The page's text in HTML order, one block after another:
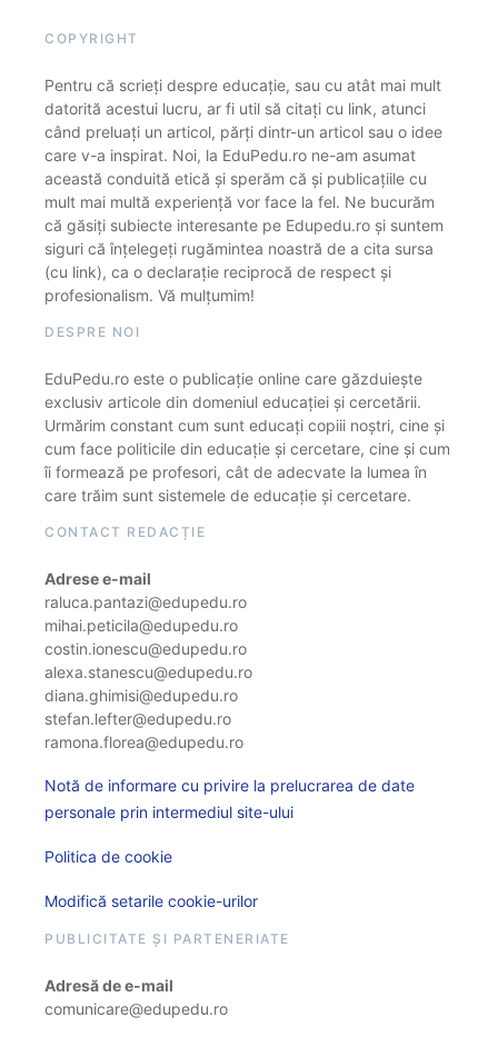
COPYRIGHT
Pentru că scrieți despre educație, sau cu atât mai mult
datorită acestui lucru, ar fi util să citați cu link, atunci
când preluați un articol, părți dintr-un articol sau o idee
care v-a inspirat. Noi, la EduPedu.ro ne-am asumat
această conduită etică și sperăm că și publicațiile cu
mult mai multă experiență vor face la fel. Ne bucurăm
că găsiți subiecte interesante pe Edupedu.ro și suntem
siguri că înțelegeți rugămintea noastră de a cita sursa
(cu link), ca o declarație reciprocă de respect și
profesionalism. Vă mulțumim!
DESPRE NOI
EduPedu.ro este o publicație online care găzduiește
exclusiv articole din domeniul educației și cercetării.
Urmărim constant cum sunt educați copiii noștri, cine și
cum face politicile din educație și cercetare, cine și cum
îi formează pe profesori, cât de adecvate la lumea în
care trăim sunt sistemele de educație și cercetare.
CONTACT REDACȚIE
Adrese e-mail
raluca.pantazi@edupedu.ro
mihai.peticila@edupedu.ro
costin.ionescu@edupedu.ro
alexa.stanescu@edupedu.ro
diana.ghimisi@edupedu.ro
stefan.lefter@edupedu.ro
ramona.florea@edupedu.ro
Notă de informare cu privire la prelucrarea de date
personale prin intermediul site-ului
Politica de cookie
Modifică setarile cookie-urilor
PUBLICITATE ȘI PARTENERIATE
Adresă de e-mail
comunicare@edupedu.ro